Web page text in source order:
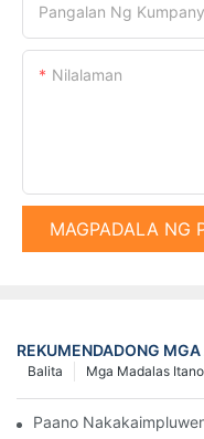
Pangalan Ng
Nilalaman
MAGPADALA NG
REKUMENDADONG
Mga Madalas
Balita
Paano